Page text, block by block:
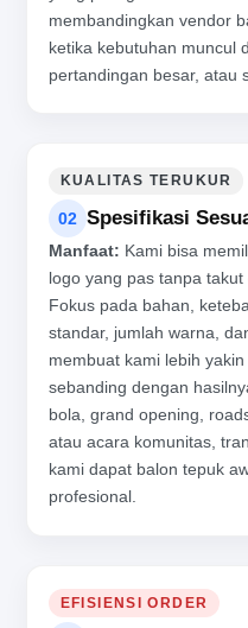
membandingkan vendor
ketika kebutuhan muncul
pertandingan besar, atau
KUALITAS TERUKUR
02 Spesifikasi
Manfaat: Kami bisa
logo yang pas tanpa takut
Fokus pada bahan,
standar, jumlah warna,
membuat kami lebih
sebanding dengan
bola, grand opening,
atau acara komunitas,
kami dapat balon tepuk
profesional.
EFISIENSI ORDER